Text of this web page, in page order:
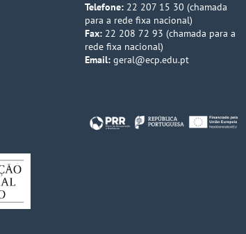
Telefone:22 207 15 30 (chamada
para a rede fixa nacional)
Fax:22 208 72 93 (chamada para a
rede fixa nacional)
Email: geral@ecp.edu.pt